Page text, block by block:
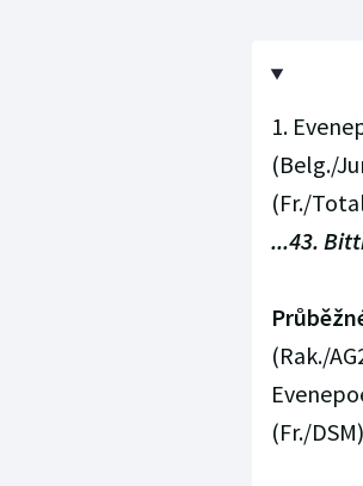
1.
(Belg./
(Fr./
...43.
(Rak./
(Fr./